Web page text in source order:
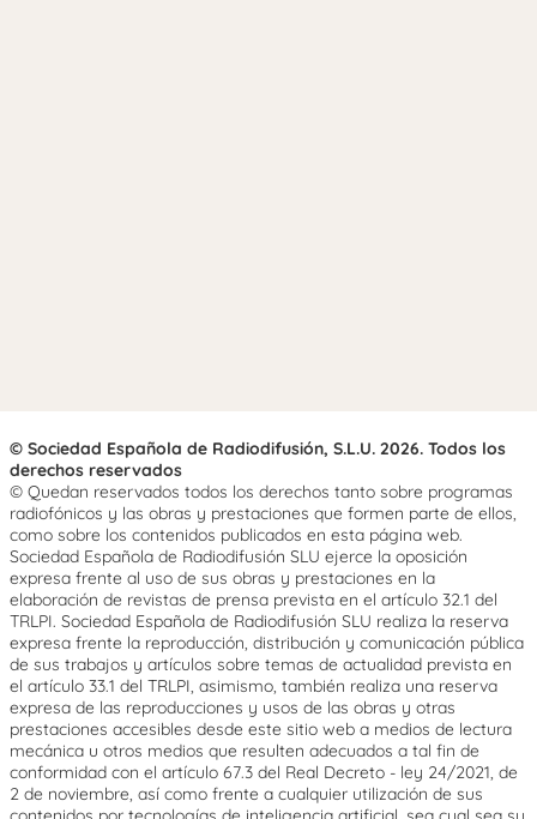
© Sociedad Española de Radiodifusión, S.L.U. 2026. Todos los
derechos reservados
© Quedan reservados todos los derechos tanto sobre programas
radiofónicos y las obras y prestaciones que formen parte de ellos,
como sobre los contenidos publicados en esta página web.
Sociedad Española de Radiodifusión SLU ejerce la oposición
expresa frente al uso de sus obras y prestaciones en la
elaboración de revistas de prensa prevista en el artículo 32.1 del
TRLPI. Sociedad Española de Radiodifusión SLU realiza la reserva
expresa frente la reproducción, distribución y comunicación pública
de sus trabajos y artículos sobre temas de actualidad prevista en
el artículo 33.1 del TRLPI, asimismo, también realiza una reserva
expresa de las reproducciones y usos de las obras y otras
prestaciones accesibles desde este sitio web a medios de lectura
mecánica u otros medios que resulten adecuados a tal fin de
conformidad con el artículo 67.3 del Real Decreto - ley 24/2021, de
2 de noviembre, así como frente a cualquier utilización de sus